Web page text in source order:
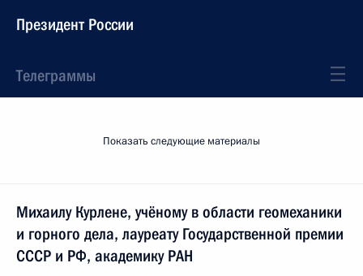
Президент России
Телеграммы
Показать следующие материалы
Михаилу Курлене, учёному в области геомеханики
и горного дела, лауреату Государственной премии
СССР и РФ, академику РАН